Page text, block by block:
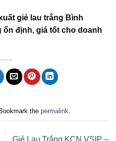
giẻ lau trắng Bình
định, giá tốt cho doanh
the permalink.
Giẻ Lau Trắng KCN VSIP –